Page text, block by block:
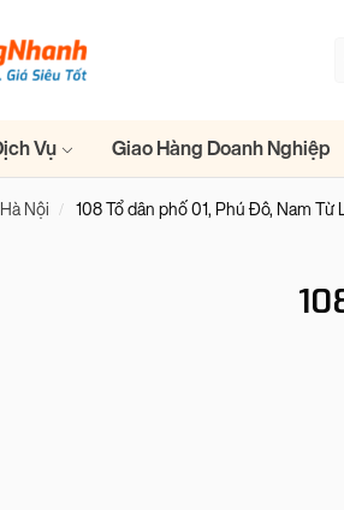
Vụ Giao Hàng Doanh Nghiệp
Nội 108 Tổ dân phố 01, Phú Đô, Nam Từ